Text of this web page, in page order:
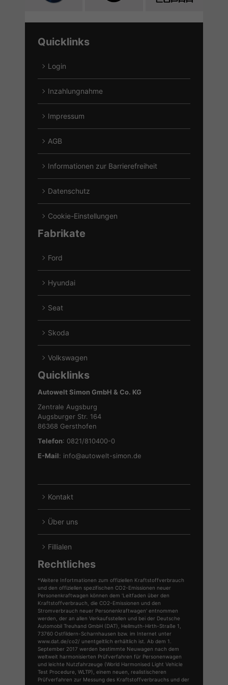
Romeo
Quicklinks
Login
Inzahlungnahme
Impressum
AGB
Informationen zur Barrierefreiheit
Datenschutz
Cookie-Einstellungen
Fabrikate
Ford
Alle
von
anzeigen
Hyundai
Alle
von
anzeigen
Seat
Alle
von
anzeigen
Skoda
Alle
von
Skoda
Volkswagen
Fahrzeuge
von
anzeigen
Quicklinks
Autowelt Simon GmbH & Co. KG
Zentrale Augsburg
Augsburger Str. 164
86368 Gersthofen
Telefon: 0821/810400-0
E-Mail: info@autowelt-simon.de
Kontakt
Über uns
Fillialen
Rechtliches
*Weitere Infortmationen zum offiziellen Kraftstoffverbrauch
und den offiziellen spezifischen CO2-Emissionen neuer
Personenkraftwagen können dem 'Leitfaden über den
Kraftstoffverbrauch, die CO2-Emissionen und den
Stromverbrauch neuer Personenkraftwagen' entnommen
werden, der an allen Verkaufsstellen und bei der Deutsche
Automobil Treuhand GmbH (DAT), Hellmuth-Hirth-Straße 1,
73760 Ostfildern-Scharnhausen bzw. im Internet unter
www.dat.de/co2/ unentgeltlich erhältlich ist. Ab dem 1.
September 2017 werden bestimmte Neuwagen nach dem
weltweit harmonisierten Prüfverfahren für Personenwagen
und leichte Nutzfahrzeuge (World Harmonised Light Vehicle
Test Procedure, WLTP), einem neuen, realistischeren
Prüfverfahren zur Messung des Kraftstoffverbrauchs und der